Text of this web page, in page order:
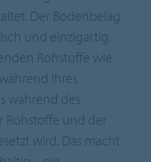
Der Bodenbelag
und einzigartig.
Rohstoffe wie
ihres
während des
Rohstoffe und der
wird. Das macht